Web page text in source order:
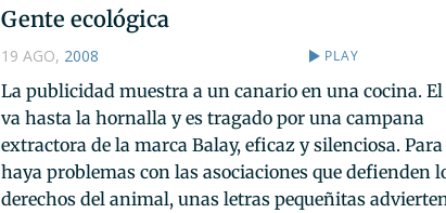
Gente ecológica
19 AGO, 2008 PLAY
La publicidad muestra a un canario en una cocina.
va hasta la hornalla y es tragado por una campana
extractora de la marca Balay, eficaz y silenciosa. Para
haya problemas con las asociaciones que defienden
derechos del animal, unas letras pequeñitas